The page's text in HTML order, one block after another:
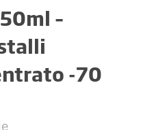
–
-70